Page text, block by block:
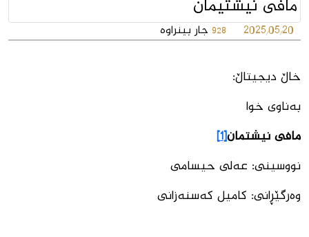
مافى نیشتیمان
2025/05/20
928 جار بینراوە
خاڵ دیجیتاڵ:
بەناوی خوا
مافی نیشتمان[1]
نووسینی: عەلی حیسامی
وەرگێڕانی: کامیل کەسنەزانی